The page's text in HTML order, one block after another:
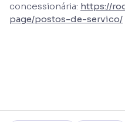
concessionária: https://
page/postos-de-servico/